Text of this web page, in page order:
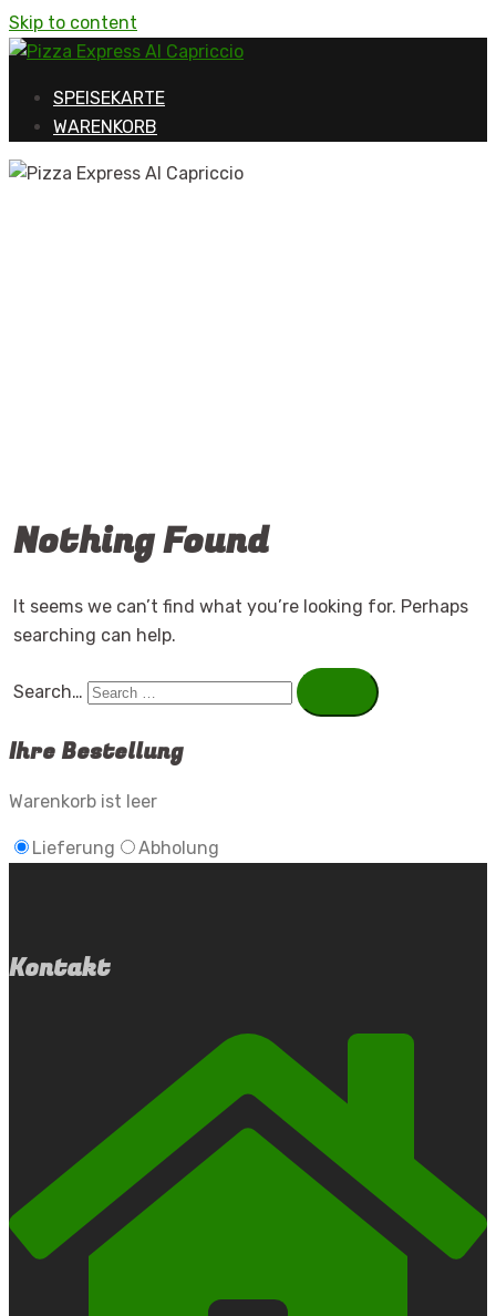
Skip to content
SPEISEKARTE
WARENKORB
Nothing Found
It seems we can’t find what you’re looking for. Perhaps
searching can help.
Search…
Ihre Bestellung
Warenkorb ist leer
Lieferung Abholung
Kontakt